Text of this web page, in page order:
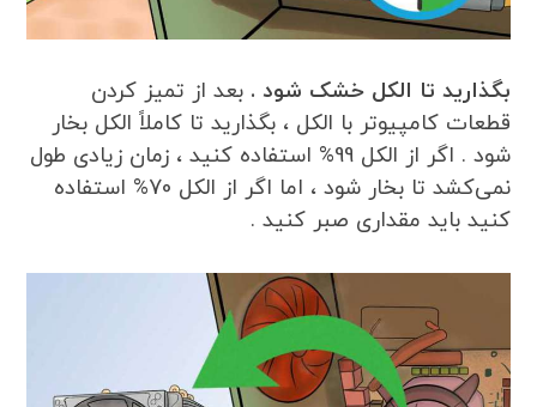
بگذارید تا الکل خشک شود . بعد از تمیز کردن
قطعات کامپیوتر با الکل ، بگذارید تا کاملاً الکل بخار
شود . اگر از الکل 99% استفاده کنید ، زمان زیادی طول
نمی‌کشد تا بخار شود ، اما اگر از الکل 70% استفاده
کنید باید مقداری صبر کنید .